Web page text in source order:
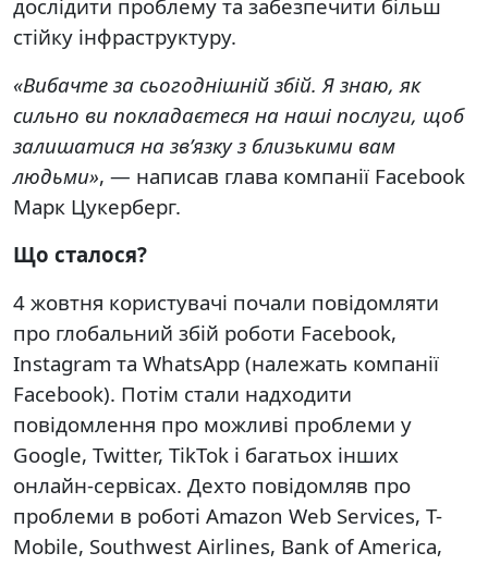
дослідити проблему та забезпечити більш
стійку інфраструктуру.
«Вибачте за сьогоднішній збій. Я знаю, як
сильно ви покладаєтеся на наші послуги, щоб
залишатися на зв’язку з близькими вам
людьми», — написав глава компанії Facebook
Марк Цукерберг.
Що сталося?
4 жовтня користувачі почали повідомляти
про глобальний збій роботи Facebook,
Instagram та WhatsApp (належать компанії
Facebook). Потім стали надходити
повідомлення про можливі проблеми у
Google, Twitter, TikTok і багатьох інших
онлайн-сервісах. Дехто повідомляв про
проблеми в роботі Amazon Web Services, T-
Mobile, Southwest Airlines, Bank of America,